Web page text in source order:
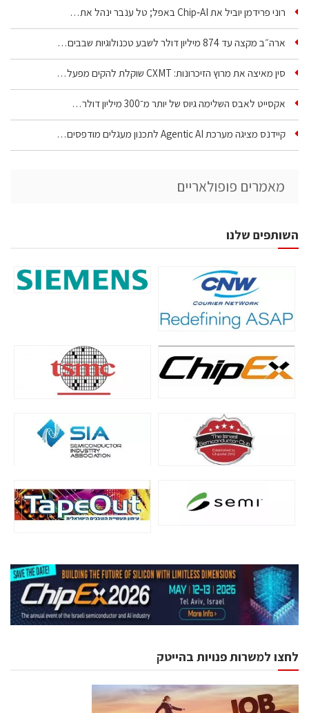
רוני פרידמן יוביל את Chip‑AI באפל; טל ענבר ינהל את…
ארה״ב מקצה עד 874 מיליון דולר לשבע טכנולוגיות שבבים…
סין מאיצה את מרוץ הזיכרונות: CXMT שוקלת להקים מפעל…
אקסייט לאבס השלימה גיוס של יותר מ־300 מיליון דולר…
קיידנס מציגה מערכת Agentic AI לתכנון מעגלים מודפסים…
מאמרים פופולאריים
השותפים שלנו
לחצו למשרות פנויות בהייטק